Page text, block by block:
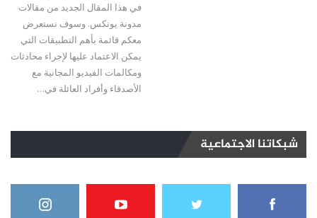
في هذا المقال الجديد من مقالات
مدونة يونكس. وسوف نستعرض
معكم قائمة بأهم التطبيقات التي
يمكن الاعتماد عليها لإجراء محادثات
ومكالمات الفيديو المجانية مع
الأصدقاء وأفراد العائلة في…
شبكاتنا الاجتماعية